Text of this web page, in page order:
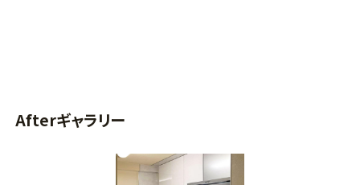
Afterギャラリー